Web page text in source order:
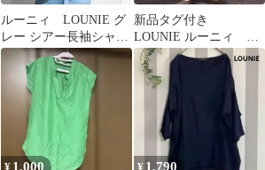
ルーニィ LOUNIE グ
レー シアー長袖シャツ
サイズ38
新品タグ付き
LOUNIE ルーニィ シ
ルク混 ストライプブ
ラウス
¥ 1,000 ¥ 1,790